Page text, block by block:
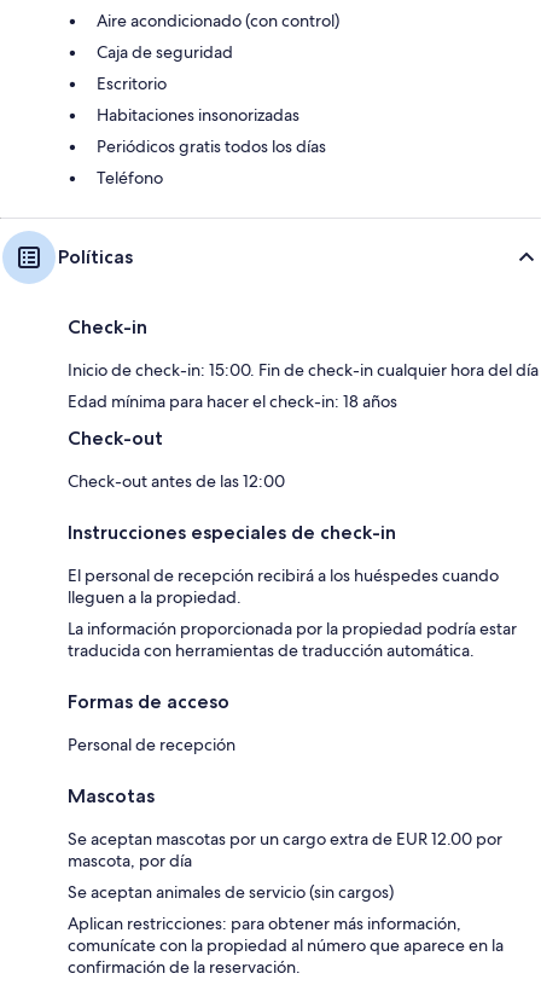
Aire acondicionado (con control)
Caja de seguridad
Escritorio
Habitaciones insonorizadas
Periódicos gratis todos los días
Teléfono
Políticas
Check-in
Inicio de check-in: 15:00. Fin de check-in cualquier hora del día
Edad mínima para hacer el check-in: 18 años
Check-out
Check-out antes de las 12:00
Instrucciones especiales de check-in
El personal de recepción recibirá a los huéspedes cuando
lleguen a la propiedad.
La información proporcionada por la propiedad podría estar
traducida con herramientas de traducción automática.
Formas de acceso
Personal de recepción
Mascotas
Se aceptan mascotas por un cargo extra de EUR 12.00 por
mascota, por día
Se aceptan animales de servicio (sin cargos)
Aplican restricciones: para obtener más información,
comunícate con la propiedad al número que aparece en la
confirmación de la reservación.